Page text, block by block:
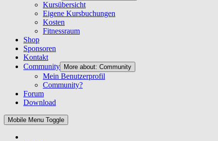
Kursübersicht
Eigene Kursbuchungen
Kosten
Fitnessraum
Shop
Sponsoren
Kontakt
Community
More about: Community
Mein Benutzerprofil
Community?
Forum
Download
Mobile Menu Toggle